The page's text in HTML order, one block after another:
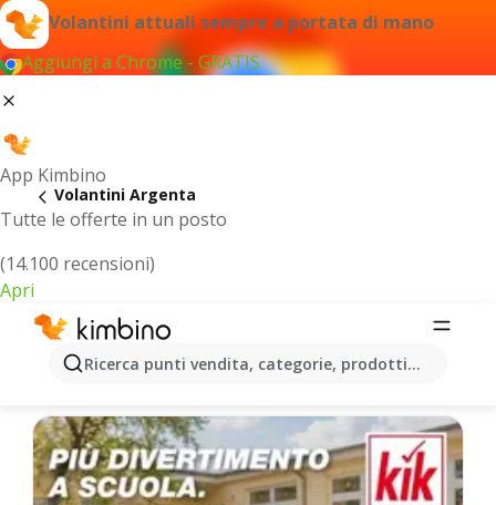
Volantini attuali sempre a portata di mano
Aggiungi a Chrome - GRATIS
App Kimbino
Tutte le offerte in un posto
(14.100 recensioni)
Apri
Ricerca punti vendita, categorie, prodotti...
Volantini Argenta
Argenta - Volantini più recenti